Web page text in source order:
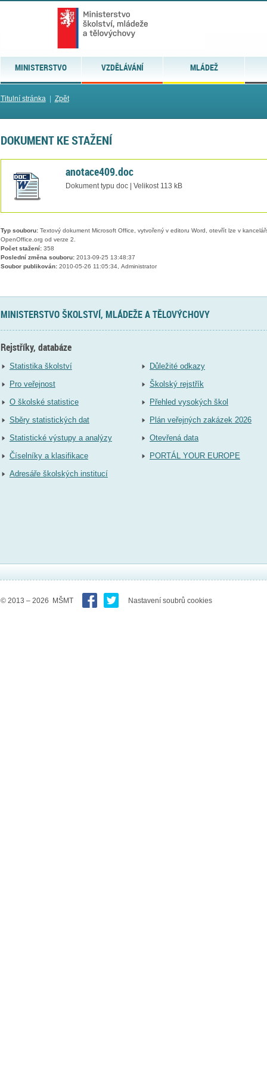
MINISTERSTVO VZDĚLÁVÁNÍ MLÁDEŽ
Titulní stránka| Zpět
DOKUMENT KE STAŽENÍ
anotace409.doc
Dokument typu doc | Velikost 113 kB
Typ souboru:Textový dokument Microsoft Office, vytvořený v editoru Word, otevřít lze v
OpenOffice.org od verze 2.
Počet stažení:358
Poslední změna souboru:2013-09-25 13:48:37
Soubor publikován:2010-05-26 11:05:34, Administrator
MINISTERSTVO ŠKOLSTVÍ, MLÁDEŽE A TĚLOVÝCHOVY
Rejstříky, databáze
Statistika školství
Pro veřejnost
O školské statistice
Sběry statistických dat
Statistické výstupy a analýzy
Číselníky a klasifikace
Adresáře školských institucí
Důležité odkazy
Školský rejstřík
Přehled vysokých škol
Plán veřejných zakázek 2026
Otevřená data
PORTÁL YOUR EUROPE
© 2013 – 2026 MŠMT Nastavení soubrů cookies